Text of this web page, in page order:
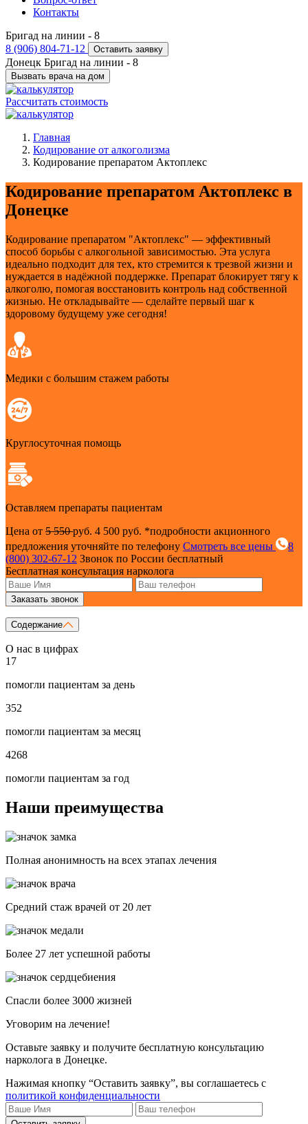
Контакты
Бригад на линии - 8
8 (906) 804-71-12
Оставить заявку
Донецк Бригад на линии - 8
Вызвать врача на дом
Рассчитать стоимость
Главная
Кодирование от алкоголизма
Кодирование препаратом Актоплекс
Кодирование препаратом Актоплекс в
Донецке
Кодирование препаратом "Актоплекс" — эффективный
способ борьбы с алкогольной зависимостью. Эта услуга
идеально подходит для тех, кто стремится к трезвой жизни и
нуждается в надёжной поддержке. Препарат блокирует тягу к
алкоголю, помогая восстановить контроль над собственной
жизнью. Не откладывайте — сделайте первый шаг к
здоровому будущему уже сегодня!
Медики с большим стажем работы
Круглосуточная помощь
Оставляем препараты пациентам
Цена от 5 550руб. 4 500 руб. *подробности акционного
предложения уточняйте по телефону Смотреть все цены
8
(800) 302-67-12 Звонок по России бесплатный
Бесплатная консультация нарколога
Заказать звонок
Содержание
О нас в цифрах
17
помогли пациентам за день
352
помогли пациентам за месяц
4268
помогли пациентам за год
Наши преимущества
Полная анонимность на всех этапах лечения
Средний стаж врачей от 20 лет
Более 27 лет успешной работы
Спасли более 3000 жизней
Уговорим на лечение!
Оставьте заявку и получите бесплатную консультацию
нарколога в Донецке.
Нажимая кнопку “Оставить заявку”, вы соглашаетесь с
политикой конфиденциальности